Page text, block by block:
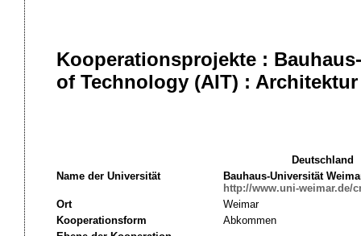
Kooperationsprojekte :
of Technology (AIT) : Architektur
Deutschland
Name der Universität
Bauhaus-Universität
http://www.uni-weimar.de/
Ort
Weimar
Kooperationsform
Abkommen